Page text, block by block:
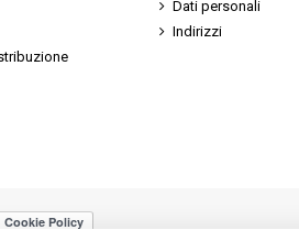
Dati personali
Indirizzi